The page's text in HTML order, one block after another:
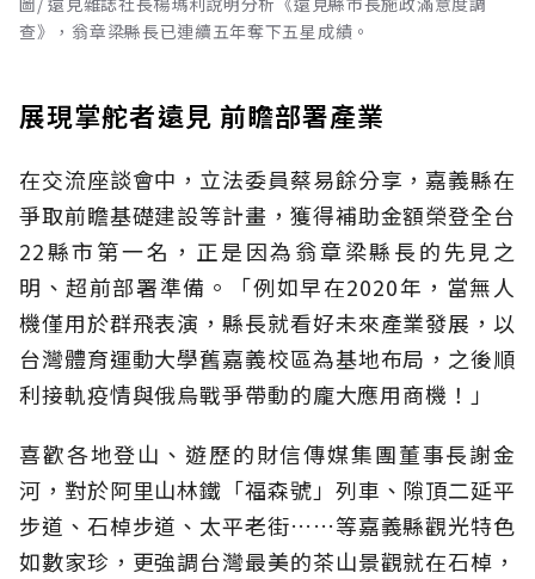
查》，翁章梁縣長已連續五年奪下五星成績。
展現掌舵者遠見 前瞻部署產業
在交流座談會中，立法委員蔡易餘分享，嘉義縣在
爭取前瞻基礎建設等計畫，獲得補助金額榮登全台
22縣市第一名，正是因為翁章梁縣長的先見之
明、超前部署準備。「例如早在2020年，當無人
機僅用於群飛表演，縣長就看好未來產業發展，以
台灣體育運動大學舊嘉義校區為基地布局，之後順
利接軌疫情與俄烏戰爭帶動的龐大應用商機！」
喜歡各地登山、遊歷的財信傳媒集團董事長謝金
河，對於阿里山林鐵「福森號」列車、隙頂二延平
步道、石棹步道、太平老街……等嘉義縣觀光特色
如數家珍，更強調台灣最美的茶山景觀就在石棹，